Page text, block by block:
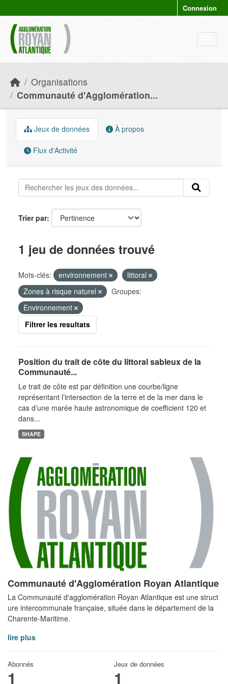
Connexion
Organisations
Communauté d'Agglomération...
Communauté d'Agglomération Royan Atlantique
La Communauté d'agglomération Royan Atlantique est une struct
ure intercommunale française, située dans le département de la
Charente-Maritime.
lire plus
Abonnés
1
Jeux de données
1
Jeux de données À propos
Flux d'Activité
Trier par
1 jeu de données trouvé
Mots-clés: environnement
littoral
Zones à risque naturel
Groupes:
Environnement
Filtrer les resultats
Position du trait de côte du littoral sableux de la
Communauté...
Le trait de côte est par définition une courbe/ligne
représentant l’intersection de la terre et de la mer dans le
cas d’une marée haute astronomique de coefficient 120 et
dans...
SHAPE